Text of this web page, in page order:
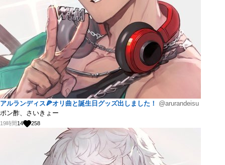
アルランディス🍕オリ曲と誕生日グッズ出しました！
@arurandeisu
ポン酢、さいきょー
19時間14 258